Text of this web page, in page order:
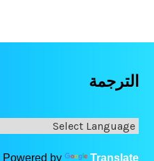
الترجمة
Powered by Translate